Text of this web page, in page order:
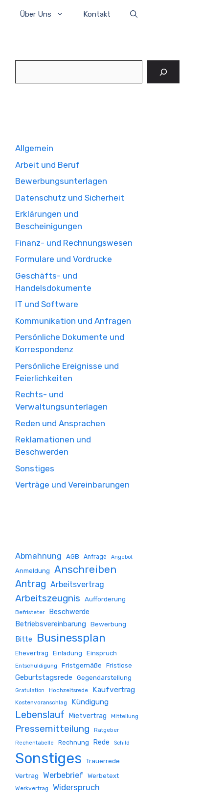
Über Uns Kontakt
Allgemein
Arbeit und Beruf
Bewerbungsunterlagen
Datenschutz und Sicherheit
Erklärungen und
Bescheinigungen
Finanz- und Rechnungswesen
Formulare und Vordrucke
Geschäfts- und
Handelsdokumente
IT und Software
Kommunikation und Anfragen
Persönliche Dokumente und
Korrespondenz
Persönliche Ereignisse und
Feierlichkeiten
Rechts- und
Verwaltungsunterlagen
Reden und Ansprachen
Reklamationen und
Beschwerden
Sonstiges
Verträge und Vereinbarungen
Abmahnung AGB Anfrage Angebot
Anmeldung Anschreiben
Antrag Arbeitsvertrag
Arbeitszeugnis Aufforderung
Befristeter
Beschwerde
Betriebsvereinbarung Bewerbung
Bitte Businessplan
Ehevertrag Einladung Einspruch
Entschuldigung Fristgemäße Fristlose
Geburtstagsrede Gegendarstellung
Gratulation Hochzeitsrede Kaufvertrag
Kostenvoranschlag Kündigung
Lebenslauf Mietvertrag Mitteilung
Pressemitteilung Ratgeber
Rechentabelle Rechnung Rede Schild
Sonstiges
Trauerrede
Vertrag
Werbebrief Werbetext
Werkvertrag Widerspruch